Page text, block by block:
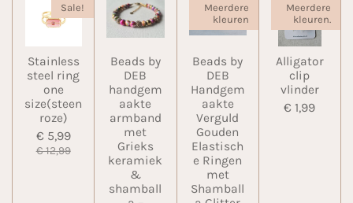
Sale!
Stainless
steel ring
one
size(steen
roze)
€ 5,99
€ 12,99
Beads by
DEB
handgem
aakte
armband
met
Grieks
keramiek
&
shamball
Meerdere
kleuren
Beads by
DEB
Handgem
aakte
Verguld
Gouden
Elastisch
e Ringen
met
Shamball
Meerdere
kleuren.
Alligator
clip
vlinder
€ 1,99